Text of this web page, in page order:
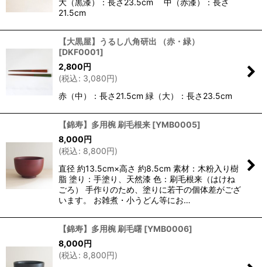
大（黒漆）：長さ23.5cm 中（赤漆）：長さ
21.5cm
【大黒屋】うるし八角研出 （赤・緑）
[DKF0001]
2,800円
(税込: 3,080円)
赤（中）：長さ21.5cm 緑（大）：長さ23.5cm
【錦寿】多用椀 刷毛根来 [YMB0005]
8,000円
(税込: 8,800円)
直径 約13.5cm×高さ 約8.5cm 素材：木粉入り樹
脂 塗り：手塗り、天然漆 色：刷毛根来（はけね
ごろ） 手作りのため、塗りに若干の個体差がござ
います。 お雑煮・小うどん等にお…
【錦寿】多用椀 刷毛曙 [YMB0006]
8,000円
(税込: 8,800円)